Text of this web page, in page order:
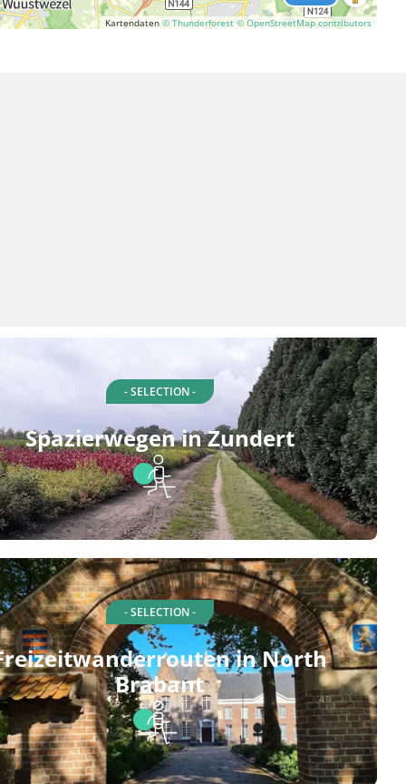
Kartendaten © Thunderforest © OpenStreetMap contributors
- SELECTION -
Spazierwegen in Zundert
- SELECTION -
in North
Brabant